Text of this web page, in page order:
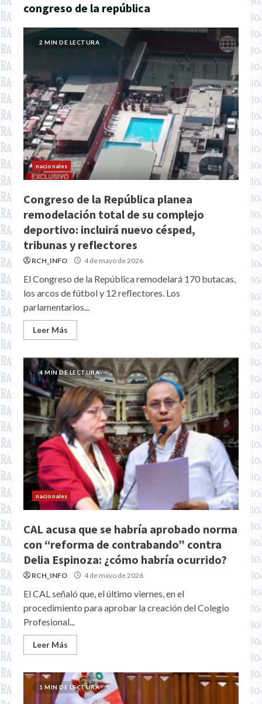
congreso de la república
2 MIN DE LECTURA
nacionales
Congreso de la República planea
remodelación total de su complejo
deportivo: incluirá nuevo césped,
tribunas y reflectores
RCH_INFO 4 de mayo de 2026
El Congreso de la República remodelará 170 butacas,
los arcos de fútbol y 12 reflectores. Los
parlamentarios...
Leer Más
4 MIN DE LECTURA
nacionales
CAL acusa que se habría aprobado norma
con “reforma de contrabando” contra
Delia Espinoza: ¿cómo habría ocurrido?
RCH_INFO 4 de mayo de 2026
El CAL señaló que, el último viernes, en el
procedimiento para aprobar la creación del Colegio
Profesional...
Leer Más
1 MIN DE LECTURA